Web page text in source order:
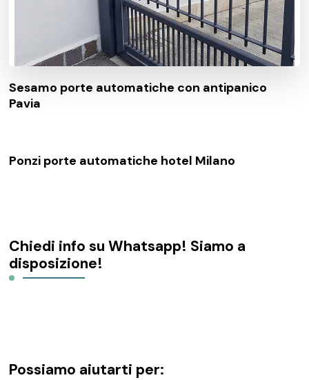
Sesamo porte automatiche con antipanico
Pavia
Ponzi porte automatiche hotel Milano
Chiedi info su Whatsapp! Siamo a
disposizione!
Possiamo aiutarti per: